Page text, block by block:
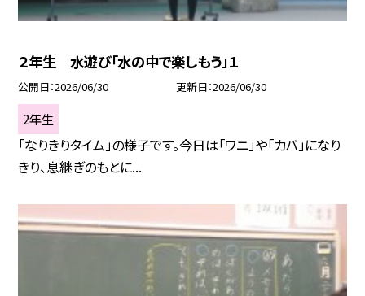
２年生 水遊び「水の中で楽しもう」１
公開日 2026/06/30 更新日 2026/06/30
2年生
「なりきりタイム」の様子です。今日は「ワニ」や「カバ」になり
きり、息継ぎのもとに...